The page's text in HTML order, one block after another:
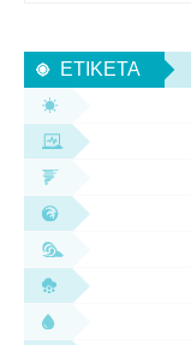
αμερικανική
έτοιμη να
ΕΤΙΚΈΤΑ